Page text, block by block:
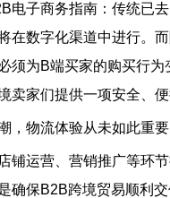
电子商务指南：传统已
在数字化渠道中进行。
须为B端买家的购买行
卖家们提供一项安全、
，物流体验从未如此重要
铺运营、营销推广等环
确保B2B跨境贸易顺利交